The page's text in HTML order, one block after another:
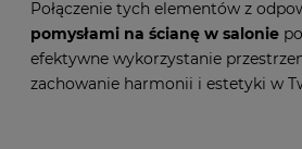
Połączenie tych elementów z
pomysłami na ścianę w salonie
efektywne wykorzystanie
zachowanie harmonii i estetyki w